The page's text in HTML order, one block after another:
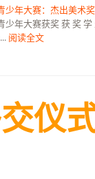
少年大赛：杰出美术
年大赛获奖 获 奖
阅读全文
仪